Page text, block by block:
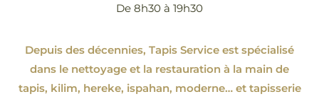
De 8h30 à 19h30
Depuis des décennies, Tapis Service est spécialisé
dans le nettoyage et la restauration à la main de
tapis, kilim, hereke, ispahan, moderne…et tapisserie